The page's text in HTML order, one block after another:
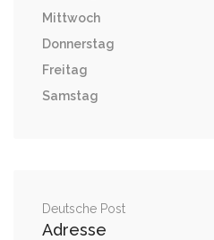
Mittwoch
Donnerstag
Freitag
Samstag
Deutsche Post
Adresse